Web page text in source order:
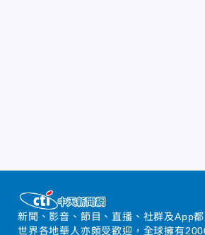
新聞、影音、節目、直播、社群及App
世界各地華人亦頗受歡迎，全球擁有